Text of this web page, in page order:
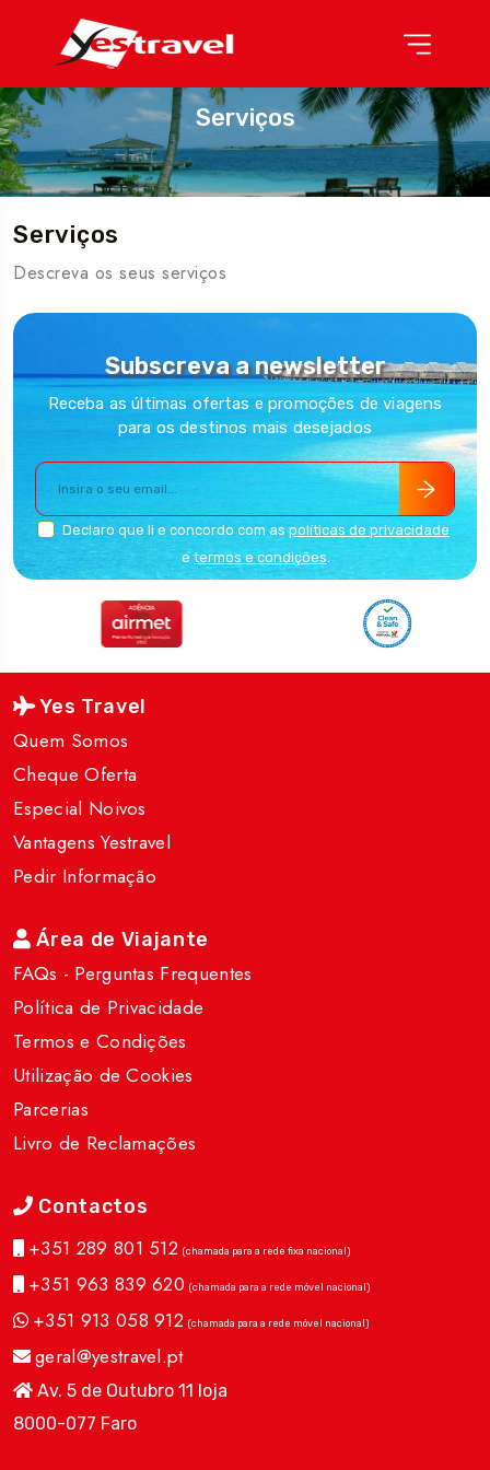
Serviços
Serviços
Descreva os seus serviços
Subscreva a newsletter
Receba as últimas ofertas e promoções de viagens
para os destinos mais desejados
Declaro que li e concordo com as políticas de privacidade
e termos e condições.
Yes Travel
Quem Somos
Cheque Oferta
Especial Noivos
Vantagens Yestravel
Pedir Informação
Área de Viajante
FAQs - Perguntas Frequentes
Política de Privacidade
Termos e Condições
Utilização de Cookies
Parcerias
Livro de Reclamações
Contactos
+351 289 801 512 (chamada para a rede fixa nacional)
+351 963 839 620 (chamada para a rede móvel nacional)
+351 913 058 912 (chamada para a rede móvel nacional)
geral@yestravel.pt
Av. 5 de Outubro 11 loja
8000-077 Faro